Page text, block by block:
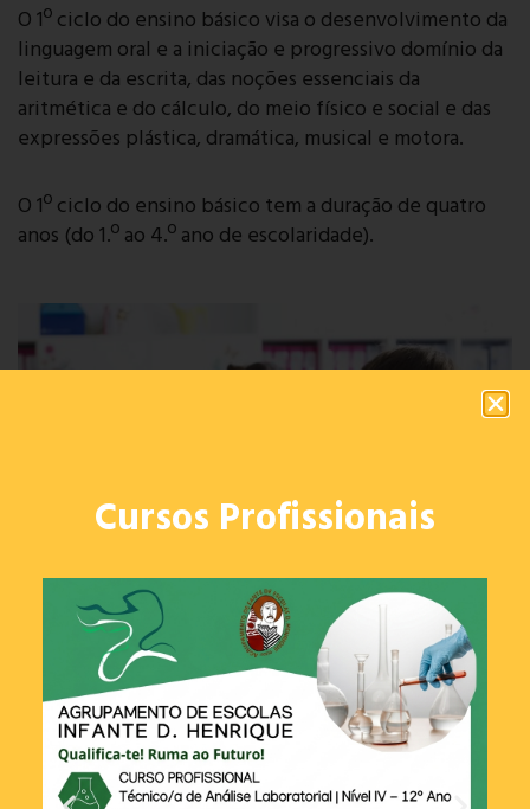
O 1º ciclo do ensino básico visa o desenvolvimento da
linguagem oral e a iniciação e progressivo domínio da
leitura e da escrita, das noções essenciais da
aritmética e do cálculo, do meio físico e social e das
expressões plástica, dramática, musical e motora.
O 1º ciclo do ensino básico tem a duração de quatro
anos (do 1.º ao 4.º ano de escolaridade).
OFERTAS FORMATIVAS
2º Ciclo
O 2º Ciclo do Ensino Básico visa assegurar uma
formação geral comum a todos os alunos,
Cursos Profissionais